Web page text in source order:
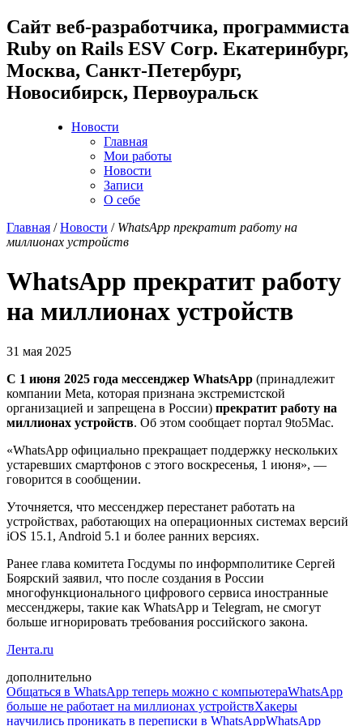
Cайт веб-разработчика, программиста
Ruby on Rails ESV Corp. Екатеринбург,
Москва, Санкт-Петербург,
Новосибирск, Первоуральск
Новости
Главная
Мои работы
Новости
Записи
О себе
Главная /Новости / WhatsApp прекратит работу на
миллионах устройств
WhatsApp прекратит работу
на миллионах устройств
31 мая 2025
С 1 июня 2025 года мессенджер WhatsApp (принадлежит
компании Meta, которая признана экстремистской
организацией и запрещена в России) прекратит работу на
миллионах устройств. Об этом сообщает портал 9to5Mac.
«WhatsApp официально прекращает поддержку нескольких
устаревших смартфонов с этого воскресенья, 1 июня», —
говорится в сообщении.
Уточняется, что мессенджер перестанет работать на
устройствах, работающих на операционных системах версий
iOS 15.1, Android 5.1 и более ранних версиях.
Ранее глава комитета Госдумы по информполитике Сергей
Боярский заявил, что после создания в России
многофункционального цифрового сервиса иностранные
мессенджеры, такие как WhatsApp и Telegram, не смогут
больше игнорировать требования российского закона.
Лента.ru
дополнительно
Общаться в WhatsApp теперь можно с компьютераWhatsApp
больше не работает на миллионах устройствХакеры
научились проникать в переписки в WhatsAppWhatsApp